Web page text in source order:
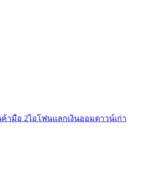
ามือ 2ไอโฟนแลกเงินออมดาวน์เก่า